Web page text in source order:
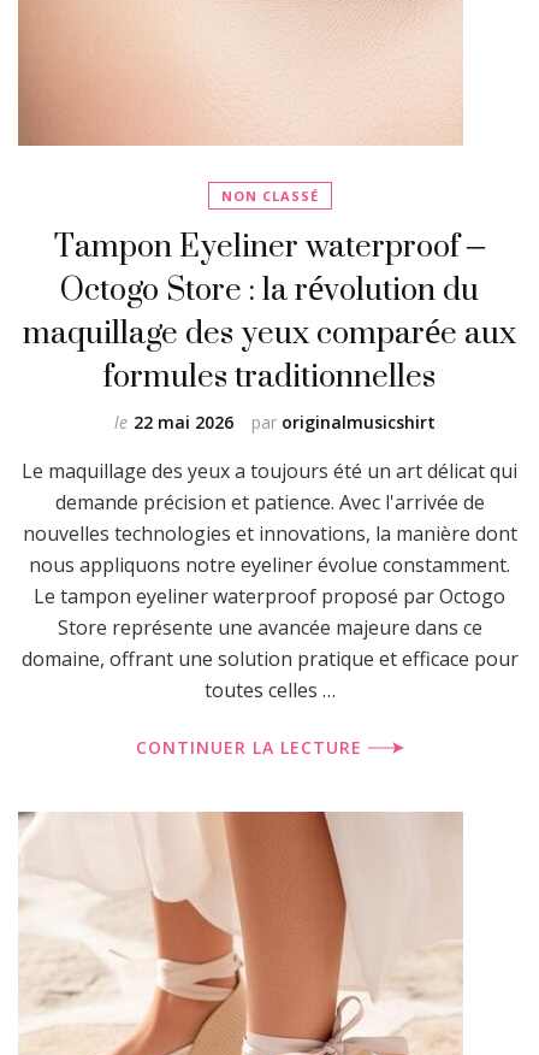
NON CLASSÉ
Tampon Eyeliner waterproof –
Octogo Store : la révolution du
maquillage des yeux comparée aux
formules traditionnelles
par originalmusicshirt
le 22 mai 2026
Le maquillage des yeux a toujours été un art délicat qui
demande précision et patience. Avec l'arrivée de
nouvelles technologies et innovations, la manière dont
nous appliquons notre eyeliner évolue constamment.
Le tampon eyeliner waterproof proposé par Octogo
Store représente une avancée majeure dans ce
domaine, offrant une solution pratique et efficace pour
toutes celles …
CONTINUER LA LECTURE